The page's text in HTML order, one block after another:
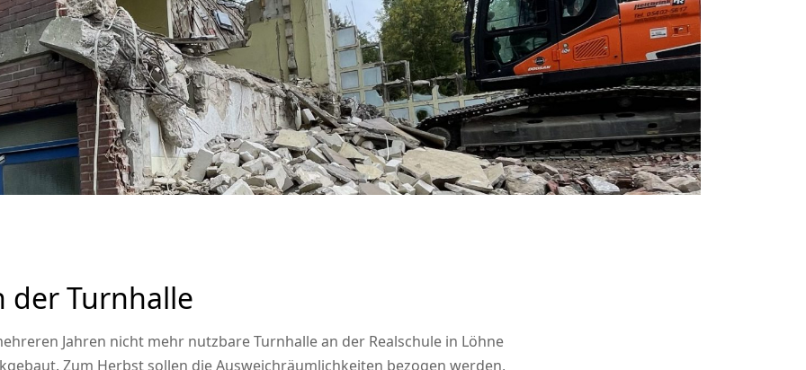
der Turnhalle
Jahren nicht mehr nutzbare Turnhalle an der Realschule in Löhne
Zum Herbst sollen die Ausweichräumlichkeiten bezogen werden,